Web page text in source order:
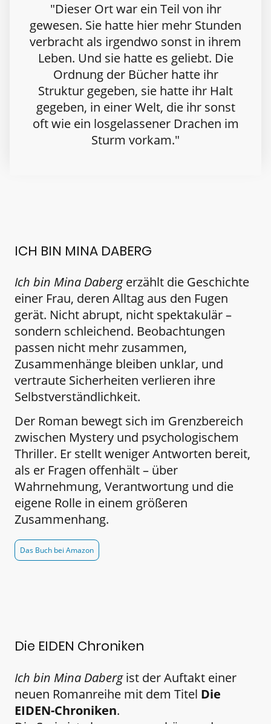
"Dieser Ort war ein Teil von ihr
gewesen. Sie hatte hier mehr Stunden
verbracht als irgendwo sonst in ihrem
Leben. Und sie hatte es geliebt. Die
Ordnung der Bücher hatte ihr
Struktur gegeben, sie hatte ihr Halt
gegeben, in einer Welt, die ihr sonst
oft wie ein losgelassener Drachen im
Sturm vorkam."
ICH BIN MINA DABERG
Ich bin Mina Dabergerzählt die Geschichte
einer Frau, deren Alltag aus den Fugen
gerät. Nicht abrupt, nicht spektakulär –
sondern schleichend. Beobachtungen
passen nicht mehr zusammen,
Zusammenhänge bleiben unklar, und
vertraute Sicherheiten verlieren ihre
Selbstverständlichkeit.
Der Roman bewegt sich im Grenzbereich
zwischen Mystery und psychologischem
Thriller. Er stellt weniger Antworten bereit,
als er Fragen offenhält – über
Wahrnehmung, Verantwortung und die
eigene Rolle in einem größeren
Zusammenhang.
Das Buch bei Amazon
Die EIDEN Chroniken
Ich bin Mina Dabergist der Auftakt einer
neuen Romanreihe mit dem Titel Die
EIDEN-Chroniken.